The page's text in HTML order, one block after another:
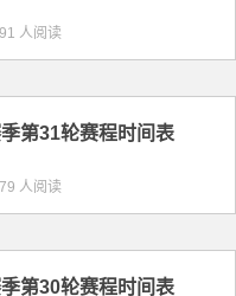
人阅读
第31轮赛程时间表
人阅读
第30轮赛程时间表